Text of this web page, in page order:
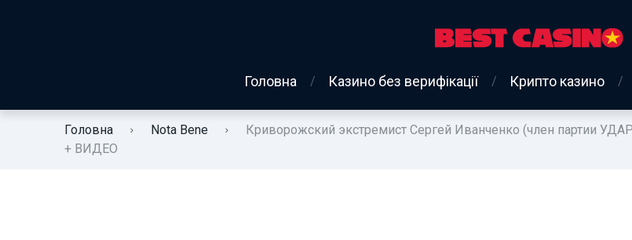
Головна Казино без верифікації Крипто казино
Головна Nota Bene
Криворожский экстремист Сергей Иванченко (член партии
+ ВИДЕО